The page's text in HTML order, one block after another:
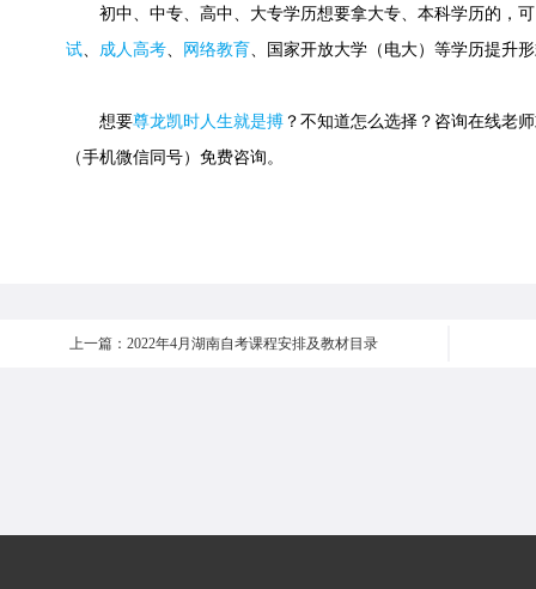
初中、中专、高中、大专学历想要拿大专、本科学历的，可
试、 成人高考、 网络教育、国家开放大学（电大）等学历提升
想要尊龙凯时人生就是搏 ？不知道怎么选择？咨询在线老
（手机微信同号）免费咨询。
上一篇：2022年4月湖南自考课程安排及教材目录